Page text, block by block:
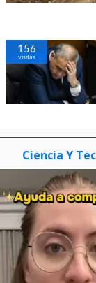
156
visitas
Ciencia Y